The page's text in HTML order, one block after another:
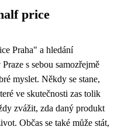
price
Praha" a hledání
s sebou samozřejmě
myslet. Někdy se stane,
ve skutečnosti zas tolik
zvážit, zda daný produkt
Občas se také může stát,